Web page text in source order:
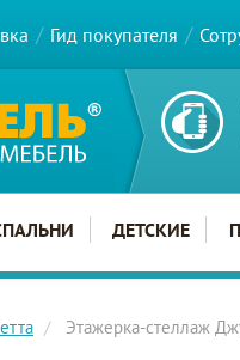
Гид покупателя
ДЕТСКИЕ
Этажерка-стеллаж